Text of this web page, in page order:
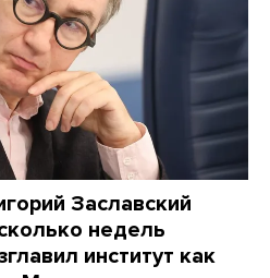
Заславский
недель
институт как